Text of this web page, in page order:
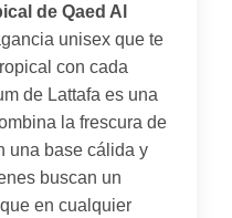
de Qaed Al
unisex que te
con cada
de Lattafa es una
la frescura de
una base cálida y
buscan un
en cualquier